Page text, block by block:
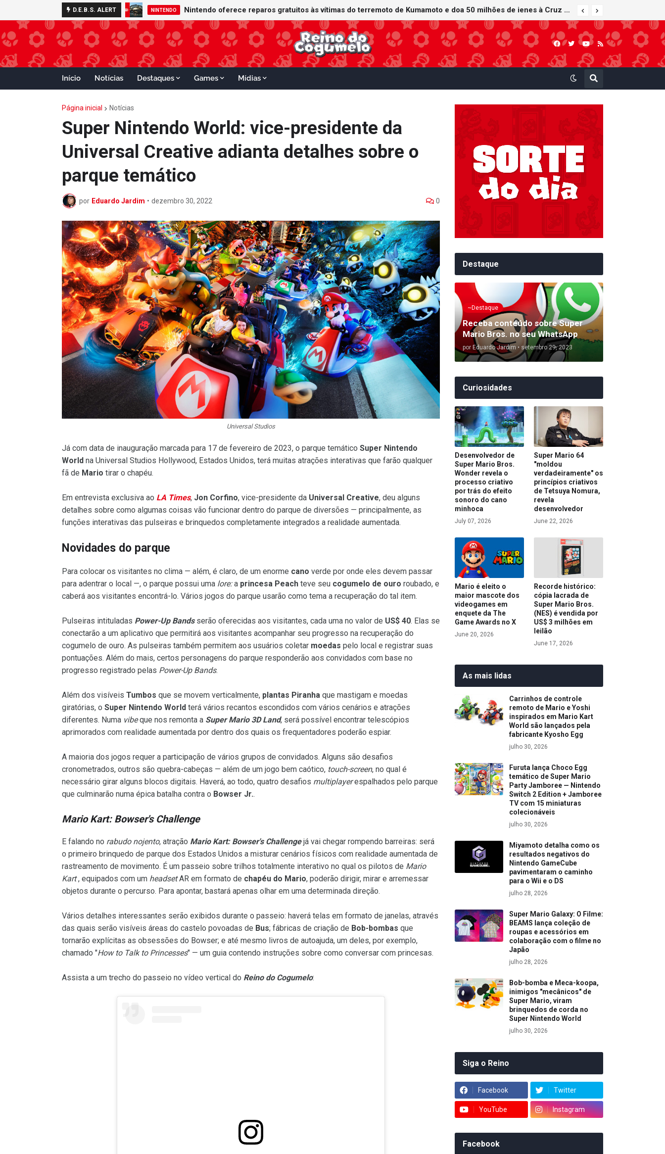
D.E.B.S. ALERT NINTENDO Nintendo oferece reparos gratuitos às vítimas do terremoto de Kumamoto e doa 50 milhões de ienes à Cruz Vermelha
Início Notícias Destaques Games Mídias
Página inicial Notícias
Super Nintendo World: vice-presidente da
Universal Creative adianta detalhes sobre o
parque temático
por Eduardo Jardim • dezembro 30, 2022 0
Universal Studios
Já com data de inauguração marcada para 17 de fevereiro de 2023, o parque temático Super Nintendo
World na Universal Studios Hollywood, Estados Unidos, terá muitas atrações interativas que farão qualquer
fã de Mario tirar o chapéu.
Em entrevista exclusiva ao LA Times, Jon Corfino, vice-presidente da Universal Creative, deu alguns
detalhes sobre como algumas coisas vão funcionar dentro do parque de diversões — principalmente, as
funções interativas das pulseiras e brinquedos completamente integrados a realidade aumentada.
Novidades do parque
Para colocar os visitantes no clima — além, é claro, de um enorme cano verde por onde eles devem passar
para adentrar o local —, o parque possui uma lore:a princesa Peach teve seu cogumelo de ouro roubado, e
caberá aos visitantes encontrá-lo. Vários jogos do parque usarão como tema a recuperação do tal item.
Pulseiras intituladas Power-Up Bandsserão oferecidas aos visitantes, cada uma no valor de US$ 40. Elas se
conectarão a um aplicativo que permitirá aos visitantes acompanhar seu progresso na recuperação do
cogumelo de ouro. As pulseiras também permitem aos usuários coletar moedas pelo local e registrar suas
pontuações. Além do mais, certos personagens do parque responderão aos convidados com base no
progresso registrado pelas Power-Up Bands.
Além dos visíveis Tumbos que se movem verticalmente, plantas Piranha que mastigam e moedas
giratórias, o Super Nintendo World terá vários recantos escondidos com vários cenários e atrações
diferentes. Numa vibeque nos remonta a Super Mario 3D Land, será possível encontrar telescópios
aprimorados com realidade aumentada por dentro dos quais os frequentadores poderão espiar.
A maioria dos jogos requer a participação de vários grupos de convidados. Alguns são desafios
cronometrados, outros são quebra-cabeças — além de um jogo bem caótico, touch-screen, no qual é
necessário girar alguns blocos digitais. Haverá, ao todo, quatro desafios multiplayerespalhados pelo parque
que culminarão numa épica batalha contra o Bowser Jr..
Mario Kart: Bowser's Challenge
E falando no rabudo nojento, atração Mario Kart: Bowser's Challengejá vai chegar rompendo barreiras: será
o primeiro brinquedo de parque dos Estados Unidos a misturar cenários físicos com realidade aumentada de
rastreamento de movimento. É um passeio sobre trilhos totalmente interativo no qual os pilotos de Mario
Kart, equipados com um headsetAR em formato de chapéu do Mario, poderão dirigir, mirar e arremessar
objetos durante o percurso. Para apontar, bastará apenas olhar em uma determinada direção.
Vários detalhes interessantes serão exibidos durante o passeio: haverá telas em formato de janelas, através
das quais serão visíveis áreas do castelo povoadas de Bus; fábricas de criação de Bob-bombas que
tornarão explícitas as obsessões do Bowser; e até mesmo livros de autoajuda, um deles, por exemplo,
chamado "How to Talk to Princesses" — um guia contendo instruções sobre como conversar com princesas.
Assista a um trecho do passeio no vídeo vertical do Reino do Cogumelo:
Destaque
~Destaque
Receba conteúdo sobre Super
Mario Bros. no seu WhatsApp
por Eduardo Jardim • setembro 29, 2023
Curiosidades
Desenvolvedor de
Super Mario Bros.
Wonder revela o
processo criativo
por trás do efeito
sonoro do cano
minhoca
July 07, 2026
Super Mario 64
"moldou
verdadeiramente" os
princípios criativos
de Tetsuya Nomura,
revela
desenvolvedor
June 22, 2026
Mario é eleito o
maior mascote dos
videogames em
enquete da The
Game Awards no X
June 20, 2026
Recorde histórico:
cópia lacrada de
Super Mario Bros.
(NES) é vendida por
US$ 3 milhões em
leilão
June 17, 2026
As mais lidas
Carrinhos de controle
remoto de Mario e Yoshi
inspirados em Mario Kart
World são lançados pela
fabricante Kyosho Egg
julho 30, 2026
Furuta lança Choco Egg
temático de Super Mario
Party Jamboree — Nintendo
Switch 2 Edition + Jamboree
TV com 15 miniaturas
colecionáveis
julho 30, 2026
Miyamoto detalha como os
resultados negativos do
Nintendo GameCube
pavimentaram o caminho
para o Wii e o DS
julho 28, 2026
Super Mario Galaxy: O Filme:
BEAMS lança coleção de
roupas e acessórios em
colaboração com o filme no
Japão
julho 28, 2026
Bob-bomba e Meca-koopa,
inimigos "mecânicos" de
Super Mario, viram
brinquedos de corda no
Super Nintendo World
julho 30, 2026
Siga o Reino
Facebook Twitter
YouTube Instagram
Facebook